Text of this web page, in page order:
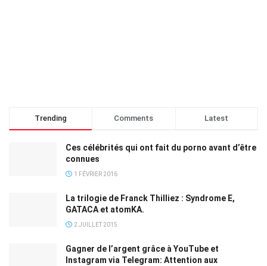
Trending Comments Latest
Ces célébrités qui ont fait du porno avant d’être
connues
1 FÉVRIER 2016
La trilogie de Franck Thilliez : Syndrome E,
GATACA et atomKA.
2 JUILLET 2015
Gagner de l’argent grâce à YouTube et
Instagram via Telegram: Attention aux